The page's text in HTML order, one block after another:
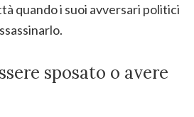
quando i suoi avversari politici
sposato o avere